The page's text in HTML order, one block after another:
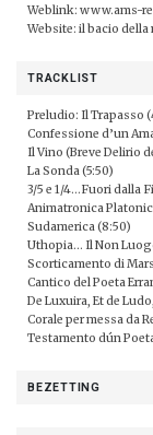
Weblink: www.ams-
Website: il bacio della
TRACKLIST
Preludio: Il Trapasso
Confessione d’un
Il Vino (Breve Delirio
La Sonda (5:50)
3/5 e 1/4…Fuori dalla
Animatronica
Sudamerica (8:50)
Uthopia… Il Non
Scorticamento di
Cantico del Poeta
De Luxuira, Et de
Corale per messa da
Testamento dún
BEZETTING